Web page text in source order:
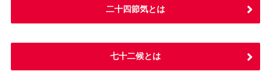
二十四節気とは
七十二候とは